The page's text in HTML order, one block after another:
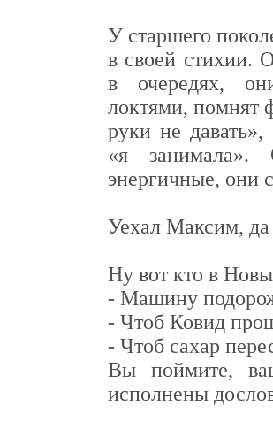
У старшего
в своей стихии.
в очередях,
локтями, помнят
руки не
«я
энергичные, они
Уехал Максим,
Ну вот кто в
- Машину
- Чтоб Ковид
- Чтоб сахар
Вы поймите,
исполнены